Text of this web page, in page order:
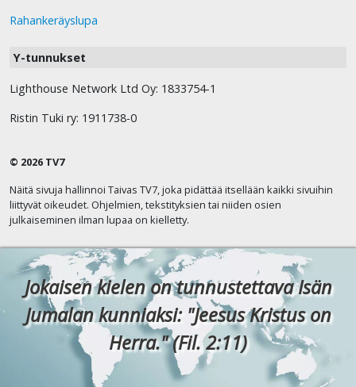
Rahankeräyslupa
Y-tunnukset
Lighthouse Network Ltd Oy: 1833754-1
Ristin Tuki ry: 1911738-0
© 2026 TV7
Näitä sivuja hallinnoi Taivas TV7, joka pidättää itsellään kaikki sivuihin
liittyvät oikeudet. Ohjelmien, tekstityksien tai niiden osien
julkaiseminen ilman lupaa on kielletty.
Jokaisen kielen on tunnustettava Isän
Jumalan kunniaksi: "Jeesus Kristus on
Herra." (Fil. 2:11)